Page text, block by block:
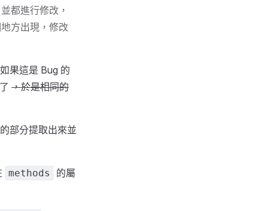
都進行修改，
方出現，修改
果這是 Bug 的
，於是相同的
部分提取出來並
methods
的屬